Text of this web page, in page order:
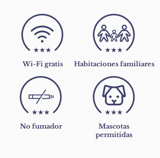
Wi-Fi gratis
No fumador
Habitaciones familiares
Mascotas
permitidas